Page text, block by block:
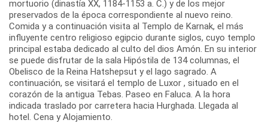
mortuorio (dinastía XX, 1184-1153 a. C.) y de los mejor
preservados de la época correspondiente al nuevo reino.
Comida y a continuación visita al Templo de Karnak, el más
influyente centro religioso egipcio durante siglos, cuyo templo
principal estaba dedicado al culto del dios Amón. En su interior
se puede disfrutar de la sala Hipóstila de 134 columnas, el
Obelisco de la Reina Hatshepsut y el lago sagrado. A
continuación, se visitará el templo de Luxor , situado en el
corazón de la antigua Tebas. Paseo en Faluca. A la hora
indicada traslado por carretera hacia Hurghada. Llegada al
hotel. Cena y Alojamiento.